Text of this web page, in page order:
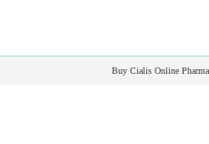
Buy Cialis Online